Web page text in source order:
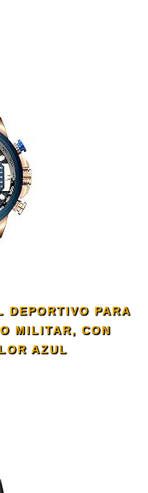
DEPORTIVO PARA
MILITAR, CON
AZUL